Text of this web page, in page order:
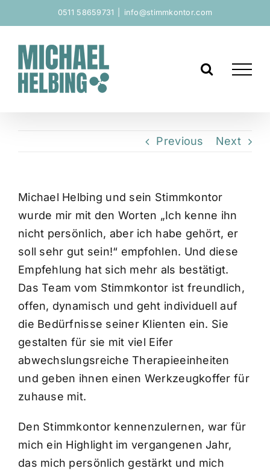
Inhalt
springen
0511 58659731 info@stimmkontor.com
Previous Next
Michael Helbing und sein Stimmkontor
wurde mir mit den Worten „Ich kenne ihn
nicht persönlich, aber ich habe gehört, er
soll sehr gut sein!“ empfohlen. Und diese
Empfehlung hat sich mehr als bestätigt.
Das Team vom Stimmkontor ist freundlich,
offen, dynamisch und geht individuell auf
die Bedürfnisse seiner Klienten ein. Sie
gestalten für sie mit viel Eifer
abwechslungsreiche Therapieeinheiten
und geben ihnen einen Werkzeugkoffer für
zuhause mit.
Den Stimmkontor kennenzulernen, war für
mich ein Highlight im vergangenen Jahr,
das mich persönlich gestärkt und mich